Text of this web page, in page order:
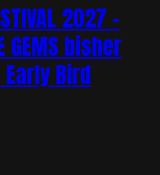
2027 –
GEMS bisher
Bird